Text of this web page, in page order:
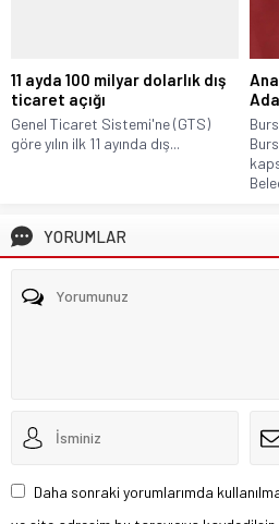
11 ayda 100 milyar dolarlık dış
ticaret açığı
Genel Ticaret Sistemi'ne (GTS)
göre yılın ilk 11 ayında dış...
YORUMLAR
Daha sonraki yorumlarımda